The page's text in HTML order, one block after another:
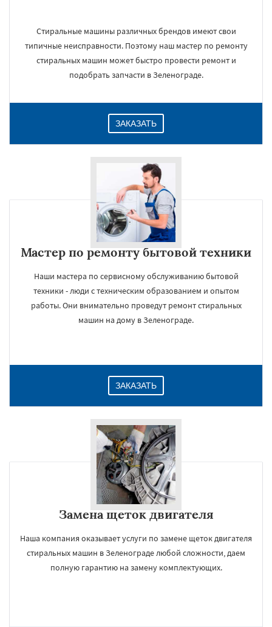
Стиральные машины различных брендов имеют свои
типичные неисправности. Поэтому наш мастер по ремонту
стиральных машин может быстро провести ремонт и
подобрать запчасти в Зеленограде.
ЗАКАЗАТЬ
Мастер по ремонту бытовой техники
Наши мастера по сервисному обслуживанию бытовой
техники - люди с техническим образованием и опытом
работы. Они внимательно проведут ремонт стиральных
машин на дому в Зеленограде.
ЗАКАЗАТЬ
Замена щеток двигателя
Наша компания оказывает услуги по замене щеток двигателя
стиральных машин в Зеленограде любой сложности, даем
полную гарантию на замену комплектующих.